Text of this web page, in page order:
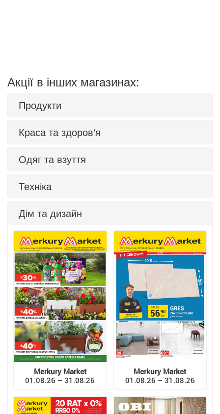
Акції в інших магазинах:
Продукти
Краса та здоров'я
Одяг та взуття
Техніка
Дім та дизайн
Merkury Market
01.08.26 – 31.08.26
Merkury Market
01.08.26 – 31.08.26